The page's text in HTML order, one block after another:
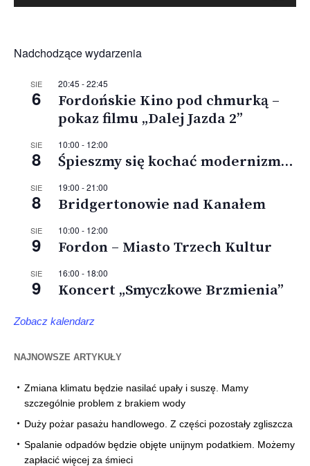
Nadchodzące wydarzenia
SIE
6
20:45 -22:45
Fordońskie Kino pod chmurką –
pokaz filmu „Dalej Jazda 2”
SIE
8
10:00 - 12:00
Śpieszmy się kochać modernizm…
SIE
8
19:00 -21:00
Bridgertonowie nad Kanałem
SIE
9
10:00 - 12:00
Fordon – Miasto Trzech Kultur
SIE
9
16:00 - 18:00
Koncert „Smyczkowe Brzmienia”
Zobacz kalendarz
NAJNOWSZE ARTYKUŁY
Zmiana klimatu będzie nasilać upały i suszę. Mamy
szczególnie problem z brakiem wody
Duży pożar pasażu handlowego. Z części pozostały zgliszcza
Spalanie odpadów będzie objęte unijnym podatkiem. Możemy
zapłacić więcej za śmieci